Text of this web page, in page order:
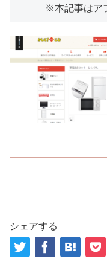
※本記事はアフ
シェアする